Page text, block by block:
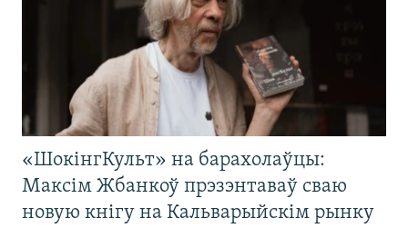
«ШокінгКульт» на барахолаўцы:
Максім Жбанкоў прэзэнтаваў сваю
новую кнігу на Кальварыйскім рынку